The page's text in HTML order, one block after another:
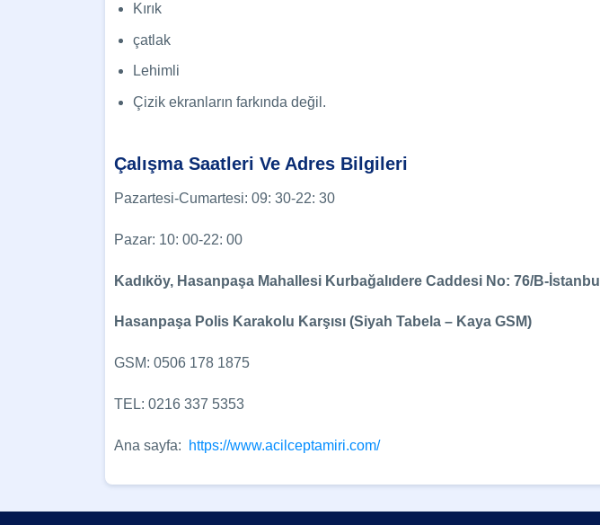
Kırık
çatlak
Lehimli
Çizik ekranların farkında değil.
Çalışma Saatleri Ve Adres Bilgileri
Pazartesi-Cumartesi: 09: 30-22: 30
Pazar: 10: 00-22: 00
Kadıköy, Hasanpaşa Mahallesi Kurbağalıdere Caddesi No: 76/B-İstanbul
Hasanpaşa Polis Karakolu Karşısı (Siyah Tabela – Kaya GSM)
GSM: 0506 178 1875
TEL: 0216 337 5353
Ana sayfa: https://www.acilceptamiri.com/